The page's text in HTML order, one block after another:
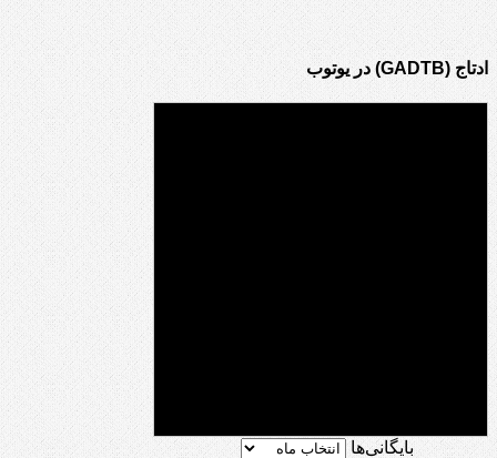
ادتاج (GADTB) در یوتوب
بایگانی‌ها